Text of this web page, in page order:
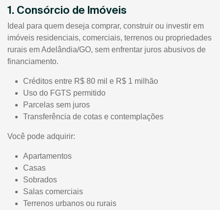
1. Consórcio de Imóveis
Ideal para quem deseja comprar, construir ou investir em
imóveis residenciais, comerciais, terrenos ou propriedades
rurais em Adelândia/GO, sem enfrentar juros abusivos de
financiamento.
Créditos entre R$ 80 mil e R$ 1 milhão
Uso do FGTS permitido
Parcelas sem juros
Transferência de cotas e contemplações
Você pode adquirir:
Apartamentos
Casas
Sobrados
Salas comerciais
Terrenos urbanos ou rurais